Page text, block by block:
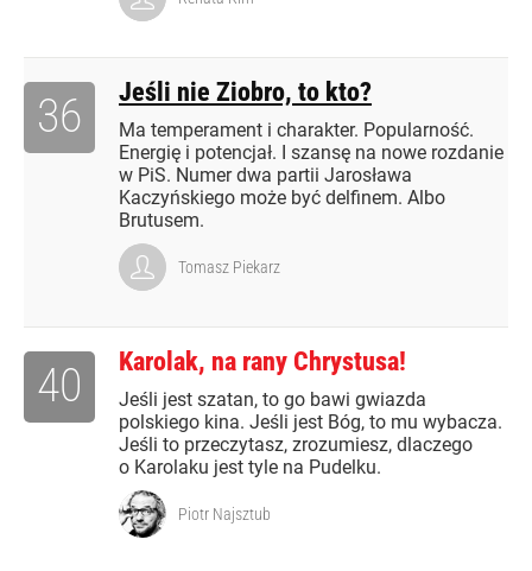
Jeśli nie Ziobro, to kto?
Ma temperament i charakter. Popularność.
Energię i potencjał. I szansę na nowe rozdanie
w PiS. Numer dwa partii Jarosława
Kaczyńskiego może być delfinem. Albo
Brutusem.
36
Tomasz Piekarz
Karolak, na rany Chrystusa!
Jeśli jest szatan, to go bawi gwiazda
polskiego kina. Jeśli jest Bóg, to mu wybacza.
Jeśli to przeczytasz, zrozumiesz, dlaczego
o Karolaku jest tyle na Pudelku.
40
Piotr Najsztub